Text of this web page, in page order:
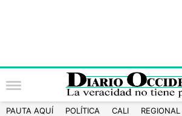
PAUTA AQUÍ POLÍTICA CALI REGIONAL